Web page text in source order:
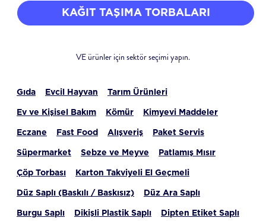
KAĞIT TAŞIMA TORBALARI
VE ürünler için sektör seçimi yapın.
Gıda Evcil Hayvan Tarım Ürünleri
Ev ve Kişisel Bakım Kömür Kimyevi Maddeler
Eczane Fast Food Alışveriş Paket Servis
Süpermarket Sebze ve Meyve Patlamış Mısır
Çöp Torbası Karton Takviyeli El Geçmeli
Düz Saplı (Baskılı / Baskısız) Düz Ara Saplı
Burgu Saplı Dikişli Plastik Saplı Dipten Etiket Saplı